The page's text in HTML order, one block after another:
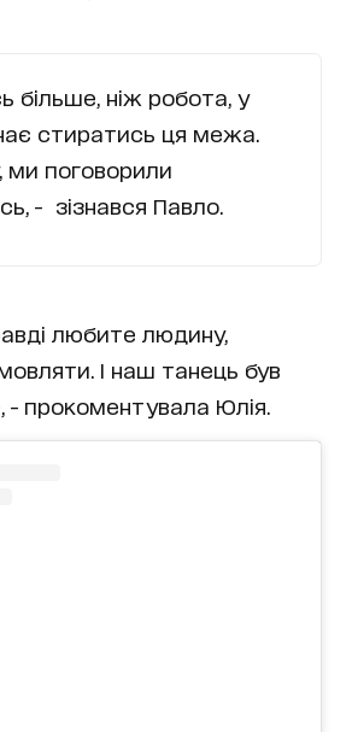
більше, ніж робота, у
стиратись ця межа.
ми поговорили
- зізнався Павло.
любите людину,
І наш танець був
- прокоментувала Юлія.